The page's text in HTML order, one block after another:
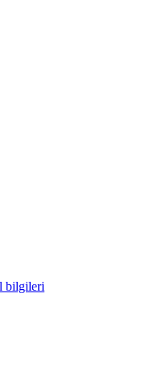
bilgileri